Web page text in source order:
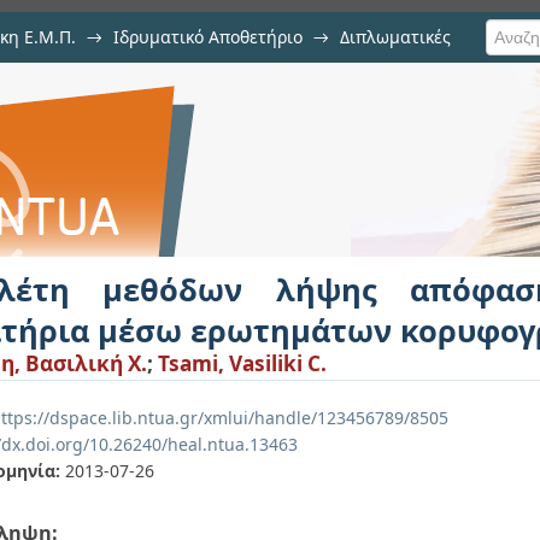
Ε.Μ.Π. → Ιδρυματικό Αποθετήριο → Διπλωματικές
απόφασης με
μεθόδων λήψης
μέσω ερωτημάτων
Βασιλική Χ.; Tsami, Vasiliki C.
dspace.lib.ntua.gr/xmlui/handle/123456789/8505
10.26240/heal.ntua.13463
2013-07-26